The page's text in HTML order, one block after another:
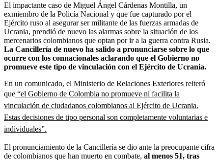
El impactante caso de Miguel Ángel Cárdenas Montilla, un
exmiembro de la Policía Nacional y que fue capturado por el
Ejército ruso al asegurar ser militante de las fuerzas armadas de
Ucrania, prendió de nuevo las alarmas sobre la situación de los
mercenarios colombianos que optan por ir a la guerra contra Rusia.
La Cancillería de nuevo ha salido a pronunciarse sobre lo que
ocurre con los connacionales aclarando que el Gobierno no
promueve este tipo de vinculación con el Ejército de Ucrania.
En un comunicado, el Ministerio de Relaciones Exteriores reiteró
que “el Gobierno de Colombia no promueve ni facilita la
vinculación de ciudadanos colombianos al Ejército de Ucrania.
Estas decisiones de tipo personal son completamente voluntarias e
individuales”.
El pronunciamiento de la Cancillería se dio ante la preocupante cifra
de colombianos que han muerto en combate, al menos 51, tras